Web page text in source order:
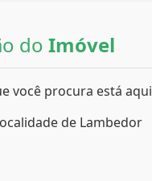
do Imóvel
você procura está aqui
de Lambedor